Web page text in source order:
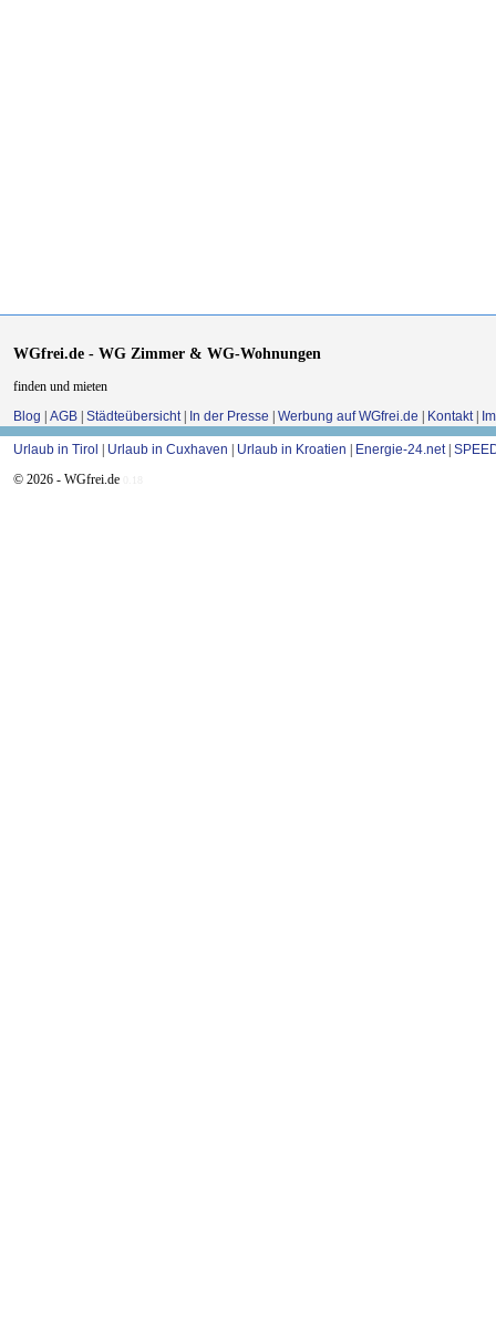
WGfrei.de - WG Zimmer & WG-Wohnungen
finden und mieten
Blog | AGB | Städteübersicht | In der Presse | Werbung auf WGfrei.de | Kontakt |
Urlaub in Tirol | Urlaub in Cuxhaven | Urlaub in Kroatien | Energie-24.net|
© 2026 - WGfrei.de